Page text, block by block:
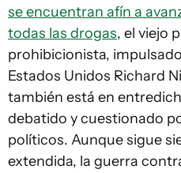
se encuentran afín a
todas las drogas, el viejo
prohibicionista,
Estados Unidos Richard
también está en
debatido y cuestionado
políticos. Aunque sigue
extendida, la guerra